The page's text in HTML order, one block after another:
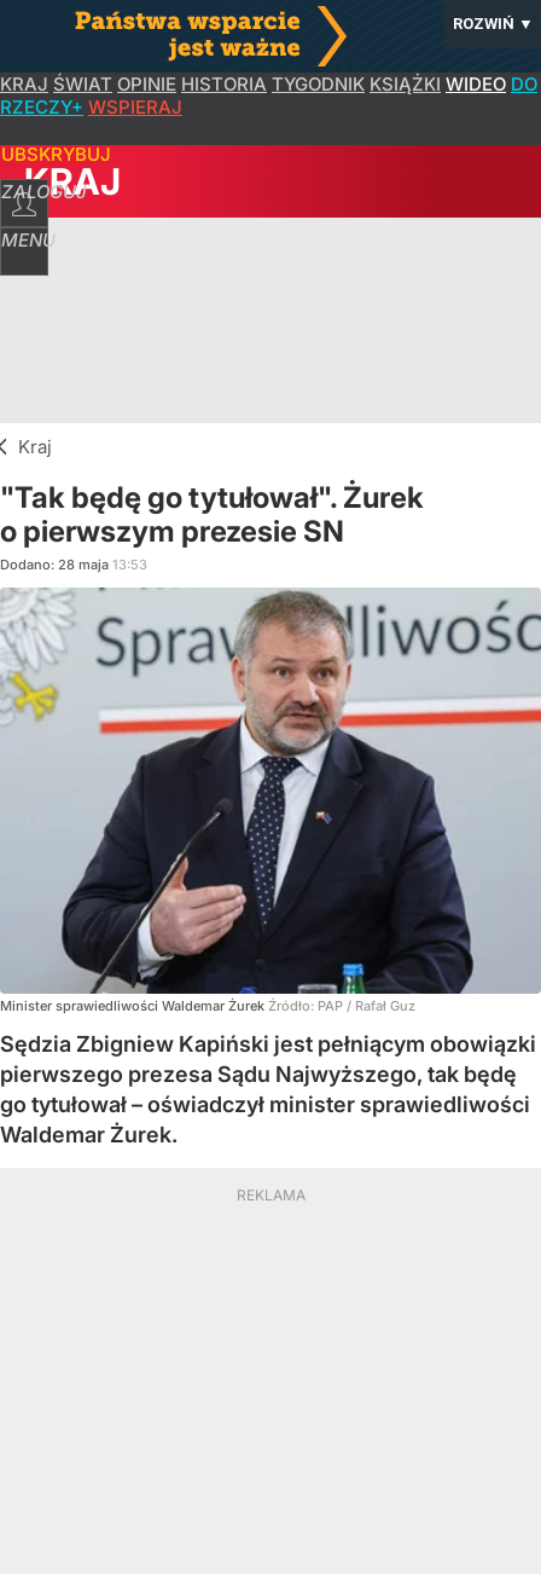
ROZWIŃ ▼
KRAJ ŚWIAT OPINIE HISTORIA TYGODNIK KSIĄŻKI WIDEO DO
RZECZY+ WSPIERAJ
ZALOGUJ
MENU
KRAJ
Kraj
"Tak będę go tytułował". Żurek
o pierwszym prezesie SN
Dodano: 28 maja 13:53
Minister sprawiedliwości Waldemar Żurek Źródło: PAP / Rafał Guz
Sędzia Zbigniew Kapiński jest pełniącym obowiązki
pierwszego prezesa Sądu Najwyższego, tak będę
go tytułował – oświadczył minister sprawiedliwości
Waldemar Żurek.